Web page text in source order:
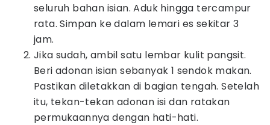
seluruh bahan isian. Aduk hingga tercampur
rata. Simpan ke dalam lemari es sekitar 3
jam.
Jika sudah, ambil satu lembar kulit pangsit.
Beri adonan isian sebanyak 1 sendok makan.
Pastikan diletakkan di bagian tengah. Setelah
itu, tekan-tekan adonan isi dan ratakan
permukaannya dengan hati-hati.